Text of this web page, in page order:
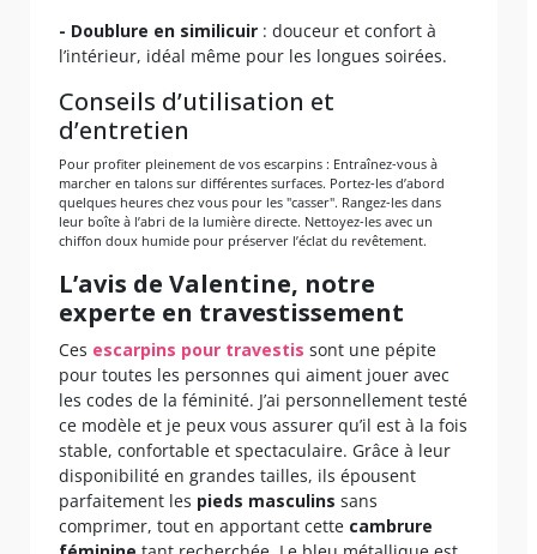
- Doublure en similicuir : douceur et confort à
l’intérieur, idéal même pour les longues soirées.
Conseils d’utilisation et
d’entretien
Pour profiter pleinement de vos escarpins : Entraînez-vous à
marcher en talons sur différentes surfaces. Portez-les d’abord
quelques heures chez vous pour les "casser". Rangez-les dans
leur boîte à l’abri de la lumière directe. Nettoyez-les avec un
chiffon doux humide pour préserver l’éclat du revêtement.
L’avis de Valentine, notre
experte en travestissement
Ces escarpins pour travestis sont une pépite
pour toutes les personnes qui aiment jouer avec
les codes de la féminité. J’ai personnellement testé
ce modèle et je peux vous assurer qu’il est à la fois
stable, confortable et spectaculaire. Grâce à leur
disponibilité en grandes tailles, ils épousent
parfaitement les pieds masculins sans
comprimer, tout en apportant cette cambrure